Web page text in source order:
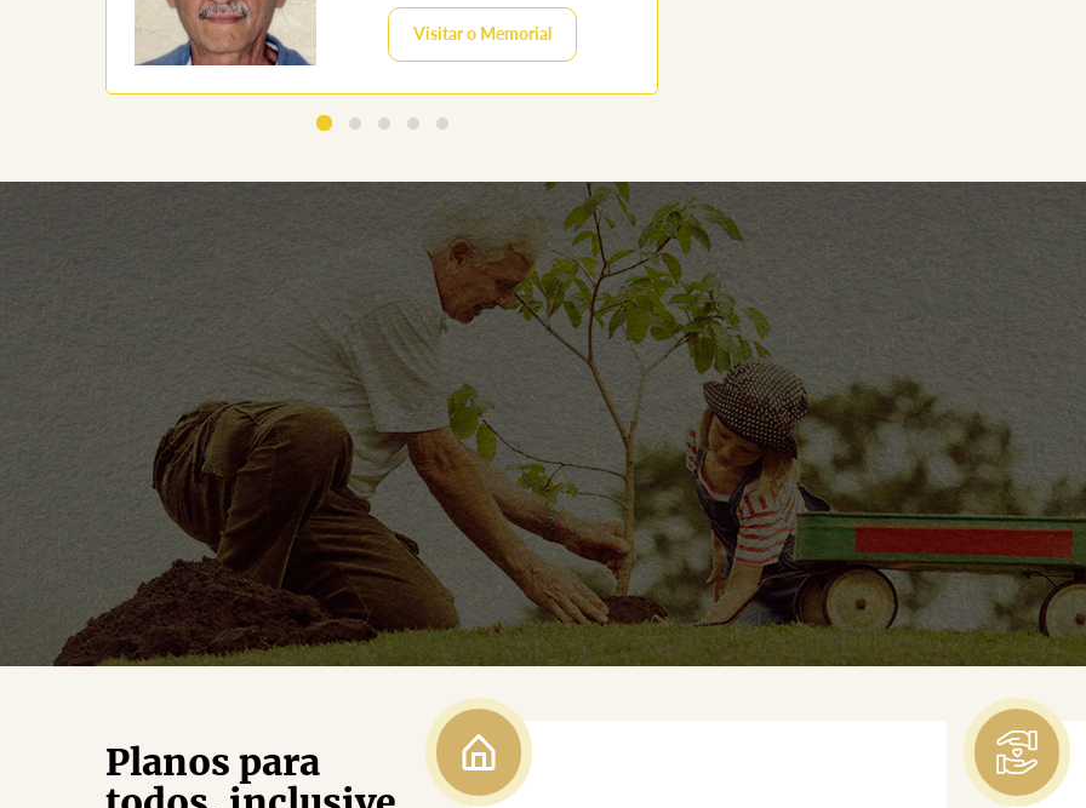
Visitar o Memorial
Planos para